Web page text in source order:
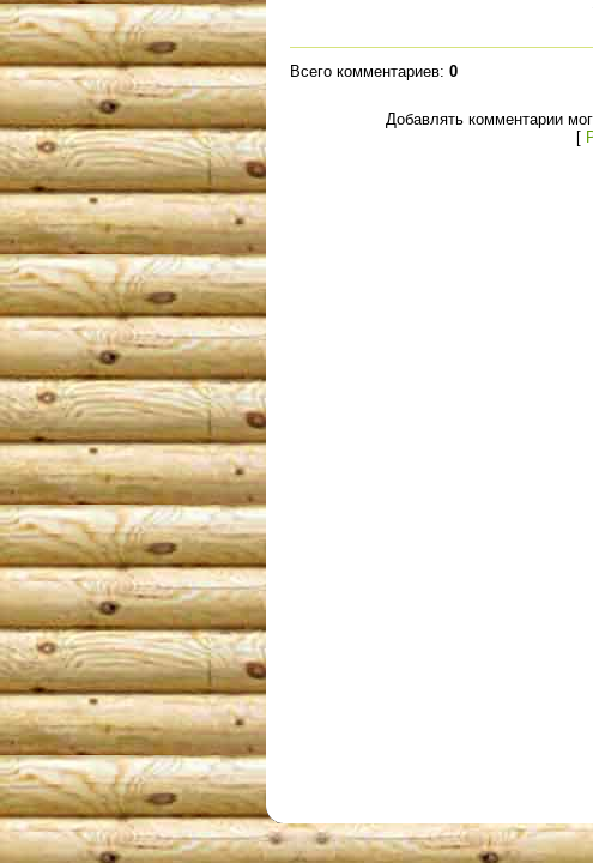
Всего комментариев: 0
Добавлять комментарии
[